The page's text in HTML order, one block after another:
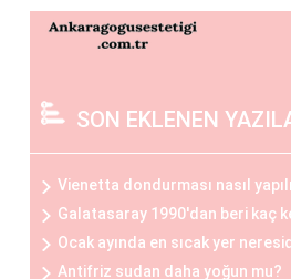
Göğüs Küçültme Estetiği
Büyük göğüslerin neden
estetiğini tercih edebilirler.
estetiği, sırt ve boyun
Göğüs Küçültme ve
Göğüs estetiği
detaylı bir görüşme
SON EKLENEN
Vienetta dondurması nasıl
Galatasaray 1990'dan beri kaç
Ocak ayında en sıcak yer
Antifriz sudan daha yoğun mu?